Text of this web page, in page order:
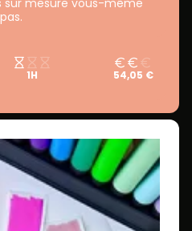
1H 54,05 €